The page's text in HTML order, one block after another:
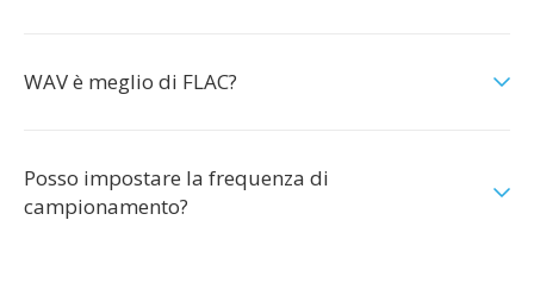
WAV è meglio di FLAC?
Posso impostare la frequenza di
campionamento?